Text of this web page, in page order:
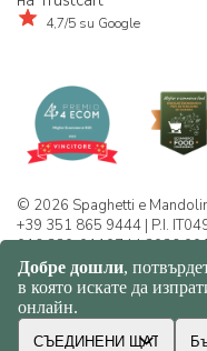
4,7/5 su Google
© 2026 Spaghetti e
+39 351 865 9444 | P.I.
016.380-
Политика за
бисквитки
Sitemap